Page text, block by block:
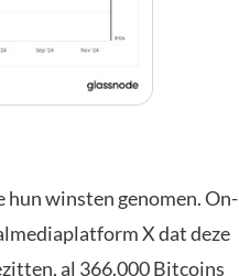
winsten genomen. On-
X dat deze
al 366.000 Bitcoins